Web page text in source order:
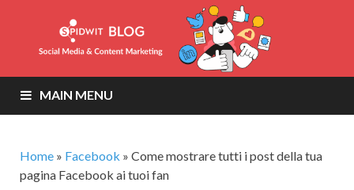
MAIN MENU
Home » Facebook » Come mostrare tutti i post della tua
pagina Facebook ai tuoi fan